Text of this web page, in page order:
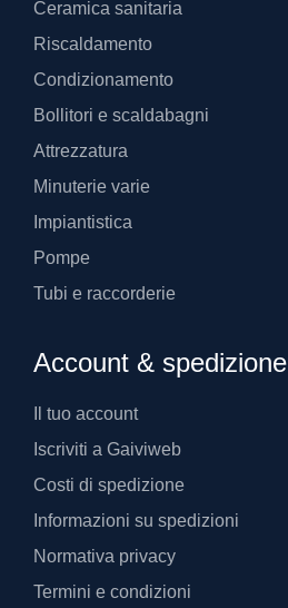
Ceramica sanitaria
Riscaldamento
Condizionamento
Bollitori e scaldabagni
Attrezzatura
Minuterie varie
Impiantistica
Pompe
Tubi e raccorderie
Account & spedizione
Il tuo account
Iscriviti a Gaiviweb
Costi di spedizione
Informazioni su spedizioni
Normativa privacy
Termini e condizioni